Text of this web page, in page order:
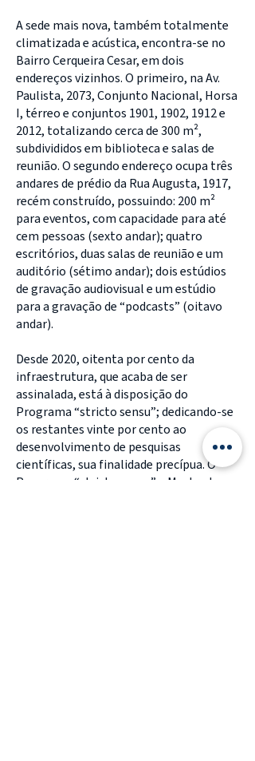
A sede mais nova, também totalmente
climatizada e acústica, encontra-se no
Bairro Cerqueira Cesar, em dois
endereços vizinhos. O primeiro, na Av.
Paulista, 2073, Conjunto Nacional, Horsa
I, térreo e conjuntos 1901, 1902, 1912 e
2012, totalizando cerca de 300 m²,
subdivididos em biblioteca e salas de
reunião. O segundo endereço ocupa três
andares de prédio da Rua Augusta, 1917,
recém construído, possuindo: 200 m²
para eventos, com capacidade para até
cem pessoas (sexto andar); quatro
escritórios, duas salas de reunião e um
auditório (sétimo andar); dois estúdios
de gravação audiovisual e um estúdio
para a gravação de “podcasts” (oitavo
andar).
Desde 2020, oitenta por cento da
infraestrutura, que acaba de ser
assinalada, está à disposição do
Programa “stricto sensu”; dedicando-se
os restantes vinte por cento ao
desenvolvimento de pesquisas
científicas, sua finalidade precípua. O
Programa “stricto sensu” – Mestrado